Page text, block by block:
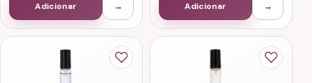
Adicionar → Adicionar →